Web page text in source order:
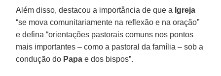
Além disso, destacou a importância de que a Igreja
“se mova comunitariamente na reflexão e na oração”
e defina “orientações pastorais comuns nos pontos
mais importantes – como a pastoral da família – sob a
condução do Papa e dos bispos”.